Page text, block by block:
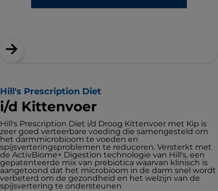
Hill's Prescription Diet
i/d Kittenvoer
Hill's Prescription Diet i/d Droog Kittenvoer met Kip is
zeer goed verteerbare voeding die samengesteld om
het darmmicrobioom te voeden en
spijsverteringsproblemen te reduceren. Versterkt met
de ActivBiome+ Digestion technologie van Hill's, een
gepatenteerde mix van prebiotica waarvan klinisch is
aangetoond dat het microbioom in de darm snel wordt
verbeterd om de gezondheid en het welzijn van de
spijsvertering te ondersteunen